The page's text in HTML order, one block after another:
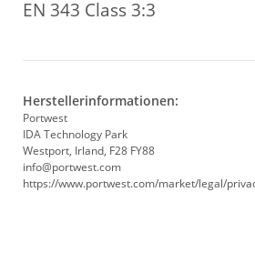
EN 343 Class 3:3
Herstellerinformationen:
Portwest
IDA Technology Park
Westport, Irland, F28 FY88
info@portwest.com
https://www.portwest.com/market/legal/
10x T-Shirt Herren weiß,
Druckposition CMYK